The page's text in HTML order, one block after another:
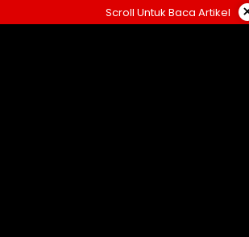
ke
Scroll Untuk Baca Artikel